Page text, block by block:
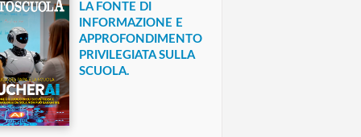
LA FONTE DI
INFORMAZIONE E
APPROFONDIMENTO
PRIVILEGIATA SULLA
SCUOLA.